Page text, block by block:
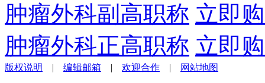
肿瘤外科副高职称 立即
肿瘤外科正高职称 立即
版权说明 | 编辑邮箱 | 欢迎合作 | 网站地图